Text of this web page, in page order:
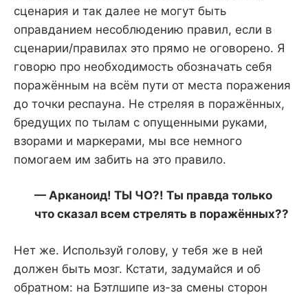
сценария и так далее не могут быть
оправданием несоблюдению правил, если в
сценарии/правилах это прямо не оговорено. Я
говорю про необходимость обозначать себя
поражённым на всём пути от места поражения
до точки респауна. Не стреляя в поражённых,
бредущих по тылам с опущенными руками,
взорами и маркерами, мы все немного
помогаем им забить на это правило.
— Арканоид! ТЫ ЧО?! Ты правда только
что сказал всем стрелять в поражённых??
Нет же. Используй голову, у тебя же в ней
должен быть мозг. Кстати, задумайся и об
обратном: на Бэтлшипе из-за смены сторон